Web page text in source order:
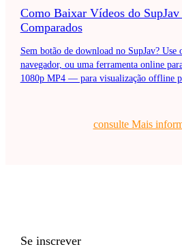
Como Baixar Vídeos do
Comparados
Sem botão de download no SupJav? Use
navegador, ou uma ferramenta online
1080p MP4 — para visualização offline
consulte Mais
Se inscrever